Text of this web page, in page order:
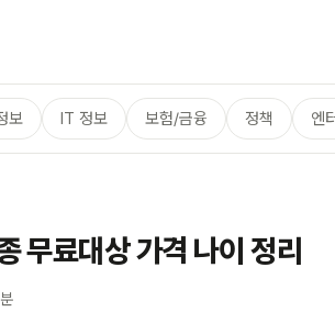
보 IT 정보 보험/금융 정책 엔
무료대상 가격 나이 정리